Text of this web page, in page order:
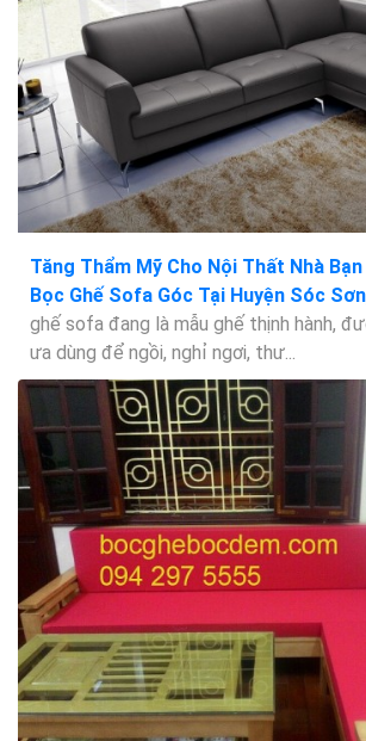
Tăng Thẩm Mỹ Cho Nội Thất Nhà
Bọc Ghế Sofa Góc Tại Huyện Sóc
ghế sofa đang là mẫu ghế thịnh hành,
ưa dùng để ngồi, nghỉ ngơi, thư...